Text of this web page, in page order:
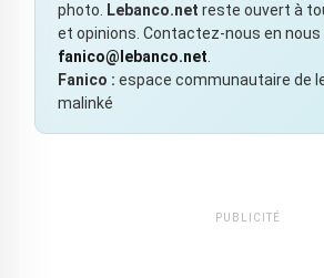
photo.
Lebanco.net reste ouvert à
et opinions. Contactez-nous en nous
fanico@lebanco.net
Fanico : espace communautaire de
malinké
PUBLICITÉ